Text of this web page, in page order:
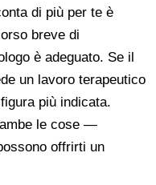
di più per te è
breve di
è adeguato. Se il
un lavoro terapeutico
più indicata.
le cose —
offrirti un